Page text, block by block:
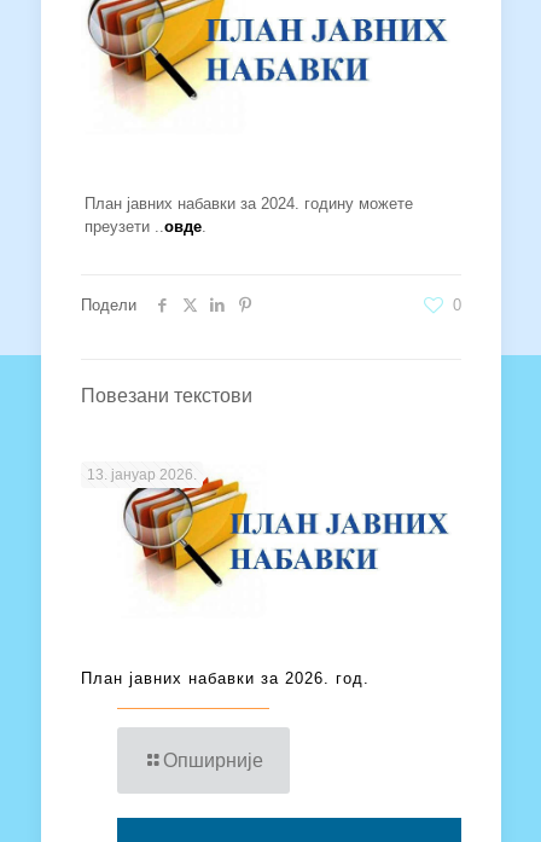
План јавних набавки за 2024. годину можете
преузети .. овде.
Подели 0
Повезани текстови
13. јануар 2026.
План јавних набавки за 2026. год.
Опширније